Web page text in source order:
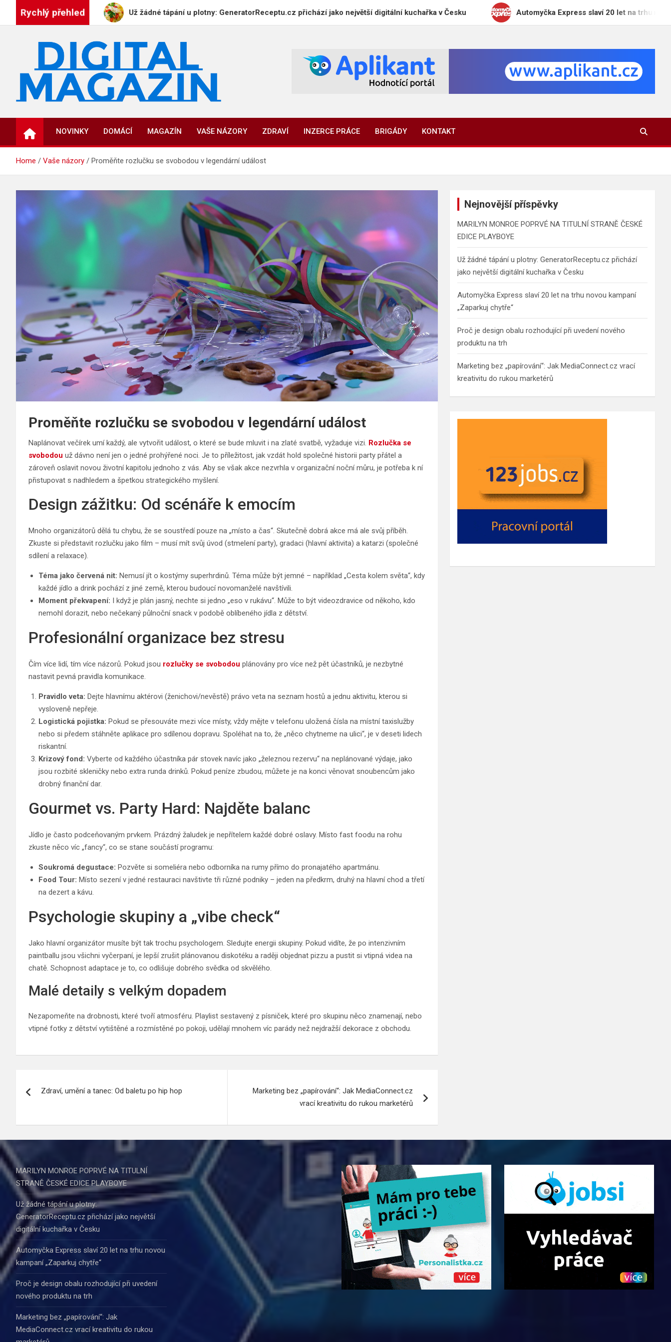
Rychlý přehled
PLAYBOYE Už žádné tápání u plotny: GeneratorReceptu.cz přichází jako největší digitální kuchařka v Česku Automyčka Express slaví 20 let na trhu novou
DigitalMagazin.cz
NOVINKY DOMÁCÍ MAGAZÍN VAŠE NÁZORY ZDRAVÍ INZERCE PRÁCE BRIGÁDY KONTAKT
Home Vaše názory Proměňte rozlučku se svobodou v legendární událost
Proměňte rozlučku se svobodou v legendární událost
Naplánovat večírek umí každý, ale vytvořit událost, o které se bude mluvit i na zlaté svatbě, vyžaduje vizi. Rozlučka se
svobodou už dávno není jen o jedné prohýřené noci. Je to příležitost, jak vzdát hold společné historii party přátel a
zároveň oslavit novou životní kapitolu jednoho z vás. Aby se však akce nezvrhla v organizační noční můru, je potřeba k ní
přistupovat s nadhledem a špetkou strategického myšlení.
Design zážitku: Od scénáře k emocím
Mnoho organizátorů dělá tu chybu, že se soustředí pouze na „místo a čas“. Skutečně dobrá akce má ale svůj příběh.
Zkuste si představit rozlučku jako film – musí mít svůj úvod (stmelení party), gradaci (hlavní aktivita) a katarzi (společné
sdílení a relaxace).
Téma jako červená nit: Nemusí jít o kostýmy superhrdinů. Téma může být jemné – například „Cesta kolem světa“, kdy
každé jídlo a drink pochází z jiné země, kterou budoucí novomanželé navštívili.
Moment překvapení: I když je plán jasný, nechte si jedno „eso v rukávu“. Může to být videozdravice od někoho, kdo
nemohl dorazit, nebo nečekaný půlnoční snack v podobě oblíbeného jídla z dětství.
Profesionální organizace bez stresu
Čím více lidí, tím více názorů. Pokud jsou rozlučky se svobodou plánovány pro více než pět účastníků, je nezbytné
nastavit pevná pravidla komunikace.
Pravidlo veta: Dejte hlavnímu aktérovi (ženichovi/nevěstě) právo veta na seznam hostů a jednu aktivitu, kterou si
vysloveně nepřeje.
Logistická pojistka: Pokud se přesouváte mezi více místy, vždy mějte v telefonu uložená čísla na místní taxislužby
nebo si předem stáhněte aplikace pro sdílenou dopravu. Spoléhat na to, že „něco chytneme na ulici“, je v deseti lidech
riskantní.
Krizový fond: Vyberte od každého účastníka pár stovek navíc jako „železnou rezervu“ na neplánované výdaje, jako
jsou rozbité skleničky nebo extra runda drinků. Pokud peníze zbudou, můžete je na konci věnovat snoubencům jako
drobný finanční dar.
Gourmet vs. Party Hard: Najděte balanc
Jídlo je často podceňovaným prvkem. Prázdný žaludek je nepřítelem každé dobré oslavy. Místo fast foodu na rohu
zkuste něco víc „fancy“, co se stane součástí programu:
Soukromá degustace: Pozvěte si someliéra nebo odborníka na rumy přímo do pronajatého apartmánu.
Food Tour: Místo sezení v jedné restauraci navštivte tři různé podniky – jeden na předkrm, druhý na hlavní chod a třetí
na dezert a kávu.
Psychologie skupiny a „vibe check“
Jako hlavní organizátor musíte být tak trochu psychologem. Sledujte energii skupiny. Pokud vidíte, že po intenzivním
paintballu jsou všichni vyčerpaní, je lepší zrušit plánovanou diskotéku a raději objednat pizzu a pustit si vtipná videa na
chatě. Schopnost adaptace je to, co odlišuje dobrého svědka od skvělého.
Malé detaily s velkým dopadem
Nezapomeňte na drobnosti, které tvoří atmosféru. Playlist sestavený z písniček, které pro skupinu něco znamenají, nebo
vtipné fotky z dětství vytištěné a rozmístěné po pokoji, udělají mnohem víc parády než nejdražší dekorace z obchodu.
pro
příspěvek
Zdraví, umění a tanec: Od baletu po hip hop
Marketing bez „papírování“: Jak MediaConnect.cz
vrací kreativitu do rukou marketérů
Nejnovější příspěvky
MARILYN MONROE POPRVÉ NA TITULNÍ STRANĚ ČESKÉ
EDICE PLAYBOYE
Už žádné tápání u plotny: GeneratorReceptu.cz přichází
jako největší digitální kuchařka v Česku
Automyčka Express slaví 20 let na trhu novou kampaní
„Zaparkuj chytře“
Proč je design obalu rozhodující při uvedení nového
produktu na trh
Marketing bez „papírování“: Jak MediaConnect.cz vrací
kreativitu do rukou marketérů
MARILYN MONROE POPRVÉ NA TITULNÍ
STRANĚ ČESKÉ EDICE PLAYBOYE
Už žádné tápání u plotny:
GeneratorReceptu.cz přichází jako největší
digitální kuchařka v Česku
Automyčka Express slaví 20 let na trhu novou
kampaní „Zaparkuj chytře“
Proč je design obalu rozhodující při uvedení
nového produktu na trh
Marketing bez „papírování“: Jak
MediaConnect.cz vrací kreativitu do rukou